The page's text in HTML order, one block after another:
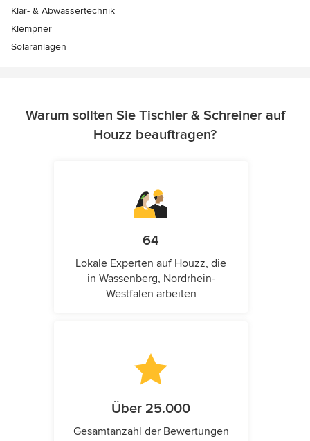
Klär- & Abwassertechnik
Klempner
Solaranlagen
Warum sollten Sie Tischler & Schreiner auf
Houzz beauftragen?
64
Lokale Experten auf Houzz, die
in Wassenberg, Nordrhein-
Westfalen arbeiten
Über 25.000
Gesamtanzahl der Bewertungen